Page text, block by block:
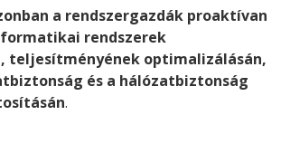
a rendszergazdák proaktívan
rendszerek
teljesítményének optimalizálásán,
és a hálózatbiztonság
.